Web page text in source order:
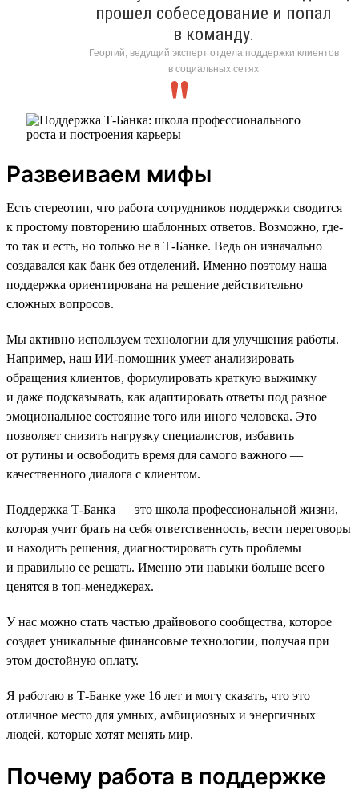
прошел собеседование и попал
в команду.
Георгий, ведущий эксперт отдела поддержки клиентов
в социальных сетях
Развеиваем мифы
Есть стереотип, что работа сотрудников поддержки сводится
к простому повторению шаблонных ответов. Возможно, где-
то так и есть, но только не в Т-Банке. Ведь он изначально
создавался как банк без отделений. Именно поэтому наша
поддержка ориентирована на решение действительно
сложных вопросов.
Мы активно используем технологии для улучшения работы.
Например, наш ИИ-помощник умеет анализировать
обращения клиентов, формулировать краткую выжимку
и даже подсказывать, как адаптировать ответы под разное
эмоциональное состояние того или иного человека. Это
позволяет снизить нагрузку специалистов, избавить
от рутины и освободить время для самого важного —
качественного диалога с клиентом.
Поддержка Т-Банка — это школа профессиональной жизни,
которая учит брать на себя ответственность, вести переговоры
и находить решения, диагностировать суть проблемы
и правильно ее решать. Именно эти навыки больше всего
ценятся в топ-менеджерах.
У нас можно стать частью драйвового сообщества, которое
создает уникальные финансовые технологии, получая при
этом достойную оплату.
Я работаю в Т-Банке уже 16 лет и могу сказать, что это
отличное место для умных, амбициозных и энергичных
людей, которые хотят менять мир.
Почему работа в поддержке